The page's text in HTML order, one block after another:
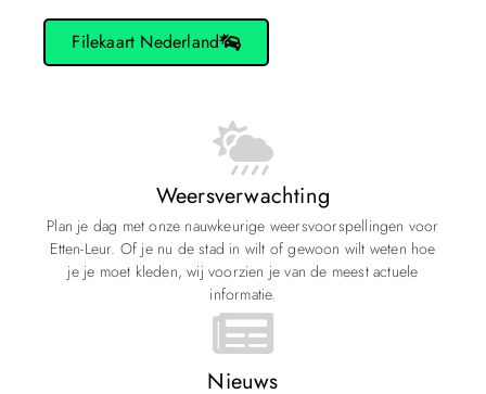
Filekaart Nederland
Weersverwachting
Plan je dag met onze nauwkeurige weersvoorspellingen voor
Etten-Leur. Of je nu de stad in wilt of gewoon wilt weten hoe
je je moet kleden, wij voorzien je van de meest actuele
informatie.
Nieuws